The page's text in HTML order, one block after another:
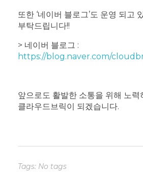
또한 ‘네이버 블로그’도 운영 되고
부탁드립니다!!
> 네이버 블로그 :
https://blog.naver.com/
앞으로도 활발한 소통을 위해 노력
클라우드브릭이 되겠습니다.
Tags: No tags